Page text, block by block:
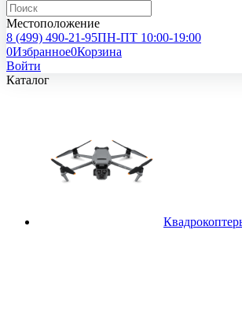
Местоположение
8 (499) 490-21-95ПН-ПТ 10:00-19:00
0Избранное0Корзина
Войти
Каталог